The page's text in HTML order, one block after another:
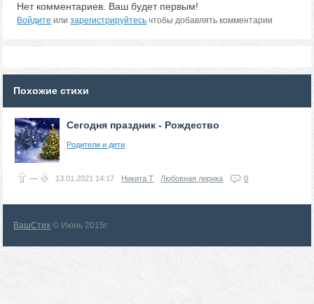
Нет комментариев. Ваш будет первым!
Войдите илизарегистрируйтесь чтобы добавлять комментарии
Похожие стихи
Сегодня праздник - Рождество
Родители и дети
— 13.01.2021 14:17 Никита Т Любовная лирика 0
ВашСтих © Июнь 2015г.